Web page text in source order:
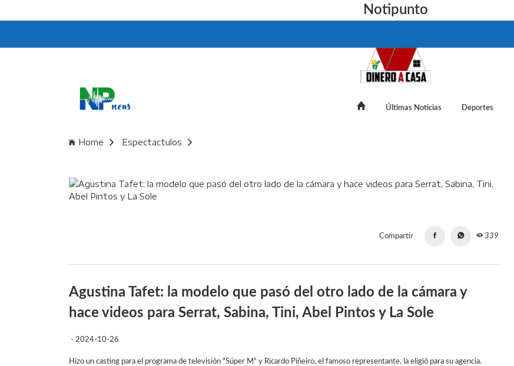
Notipunto
Últimas Noticias Deportes
Home Espectactulos
Compartir 339
Agustina Tafet: la modelo que pasó del otro lado de la cámara y
hace videos para Serrat, Sabina, Tini, Abel Pintos y La Sole
- 2024-10-26
Hizo un casting para el programa de televisión "Súper M" y Ricardo Piñeiro, el famoso representante, la eligió para su agencia.